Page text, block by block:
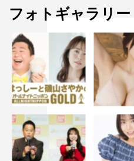
フォトギャラリー